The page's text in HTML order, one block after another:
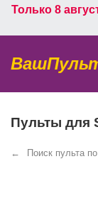
Только 8
Пульты для
Поиск пульта